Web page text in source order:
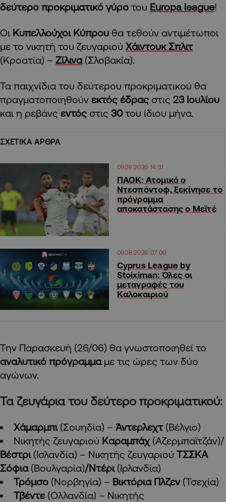
δεύτερο προκριματικό γύρο του Europa league!
Οι Κυπελλούχοι Κύπρου θα τεθούν αντιμέτωποι
με το νικητή του ζευγαριού Χάιντουκ Σπλιτ
(Κροατία) – Ζίλινα (Σλοβακία).
Τα παιχνίδια του δεύτερου προκριματικού θα
πραγματοποιηθούν εκτός έδρας στις 23 Ιουλίου
και η ρεβάνς εντός στις 30του ίδιου μήνα.
ΣΧΕΤΙΚΑ ΑΡΘΡΑ
09.08.2026 14:31
ΠΑΟΚ: Ατομικό ο
Ντεσπόντοφ, ξεκίνησε το
πρόγραμμα
αποκατάστασης ο Μεϊτέ
09.08.2026 07:00
Cyprus League by
Stoiximan: Όλες οι
μεταγραφές του
Καλοκαιριού
Την Παρασκευή (26/06) θα γνωστοποιηθεί το
αναλυτικό πρόγραμμαμε τις ώρες των δύο
αγώνων.
Τα ζευγάρια του δεύτερο προκριματικού:
Χάμαρμπι(Σουηδία) – Άντερλεχτ(Βέλγιο)
Νικητής ζευγαριού Καραμπάχ (Αζερμπαϊτζάν)/
Βέστρι(Ισλανδία) – Νικητής ζευγαριού ΤΣΣΚΑ
Σόφια(Βουλγαρία)/Ντέρι(Ιρλανδία)
Τρόμσο (Νορβηγία) – Βικτόρια Πλζεν(Τσεχία)
Τβέντε(Ολλανδία) – Νικητής